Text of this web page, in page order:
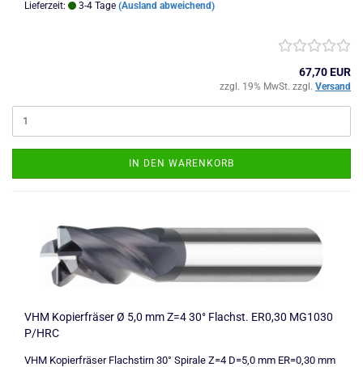
Lieferzeit: 3-4 Tage (Ausland abweichend)
67,70 EUR
zzgl. 19% MwSt. zzgl. Versand
IN DEN WARENKORB
VHM Kopierfräser Ø 5,0 mm Z=4 30° Flachst. ER0,30 MG1030
P/HRC
VHM Kopierfräser Flachstirn 30° Spirale Z=4 D=5,0 mm ER=0,30 mm